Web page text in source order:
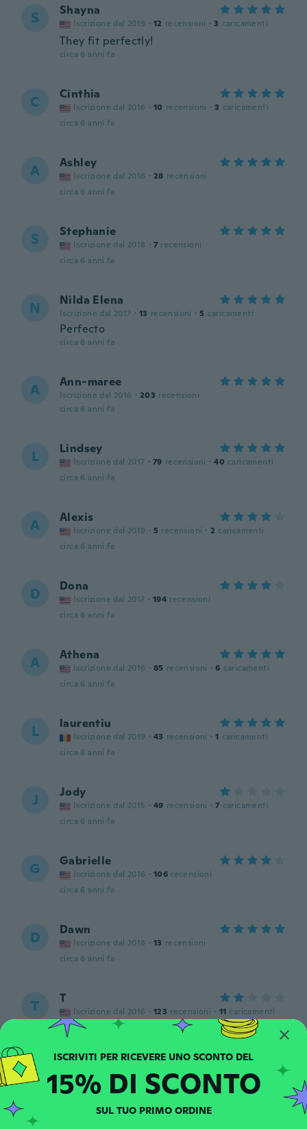
S Shayna
Iscrizione dal 2019 · 12 recensioni · 3 caricamenti
They fit perfectly!
circa 6 anni fa
C Cinthia
Iscrizione dal 2016 · 10 recensioni · 3 caricamenti
circa 6 anni fa
A Ashley
Iscrizione dal 2016 · 28 recensioni
circa 6 anni fa
S Stephanie
Iscrizione dal 2018 · 7 recensioni
circa 6 anni fa
N Nilda Elena
Iscrizione dal 2017 · 13 recensioni · 5 caricamenti
Perfecto
circa 6 anni fa
A Ann-maree
Iscrizione dal 2016 · 203 recensioni
circa 6 anni fa
L Lindsey
Iscrizione dal 2017 · 79 recensioni · 40 caricamenti
circa 6 anni fa
A Alexis
Iscrizione dal 2019 · 5 recensioni · 2 caricamenti
circa 6 anni fa
D Dona
Iscrizione dal 2017 · 194 recensioni
circa 6 anni fa
A Athena
Iscrizione dal 2016 · 85 recensioni · 6 caricamenti
circa 6 anni fa
L laurentiu
Iscrizione dal 2019 · 43 recensioni · 1 caricamenti
circa 6 anni fa
J Jody
Iscrizione dal 2015 · 49 recensioni · 7 caricamenti
circa 6 anni fa
G Gabrielle
Iscrizione dal 2016 · 106 recensioni
circa 6 anni fa
D Dawn
Iscrizione dal 2018 · 13 recensioni
circa 6 anni fa
T T
Iscrizione dal 2016 · 123 recensioni · 11 caricamenti
The bar is short. My niece couldn't use
them because she has full lips so I wasted
my money buying them. Looks like the
circa 6 anni fa
15% DI SCONTO
SUL TUO PRIMO ORDINE